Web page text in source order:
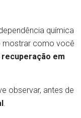
química
mostrar como você
recuperação em
observar, antes de